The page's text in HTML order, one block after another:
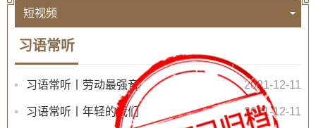
短视频
习语常听
习语常听丨劳动最强音 2021-12-11
习语常听丨年轻的我们 2021-12-11